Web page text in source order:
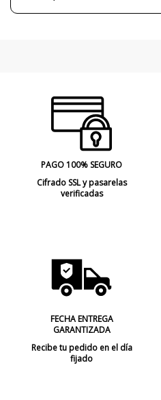
PAGO 100% SEGURO
Cifrado SSL y pasarelas
verificadas
FECHA ENTREGA
GARANTIZADA
Recibe tu pedido en el día
fijado